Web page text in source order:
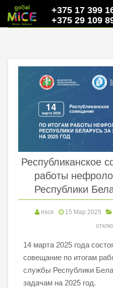
+375 17 399
+375 29 109
Республиканское
работы
Республики
mice 15 Мар 2025
14 марта 2025 года
совещание по итогам
службы Республики
задачам на 2025 год.